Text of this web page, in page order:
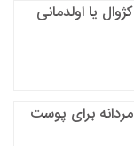
یا اولدمانی
برای پوست